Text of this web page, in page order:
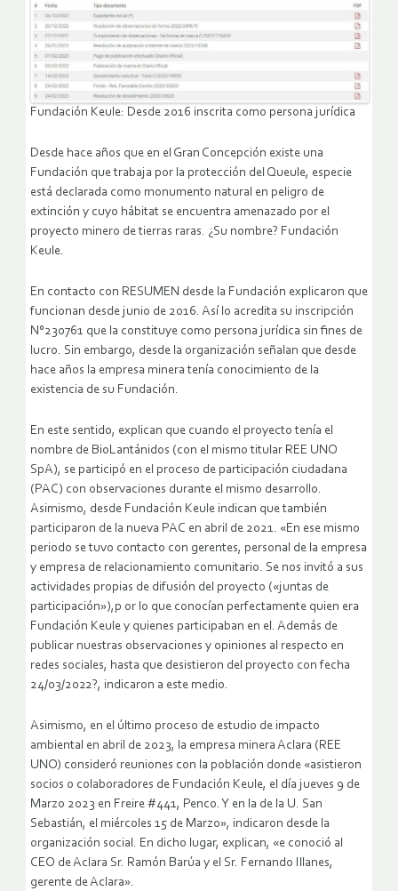
Fundación Keule: Desde 2016 inscrita como persona jurídica
Desde hace años que en el Gran Concepción existe una
Fundación que trabaja por la protección del Queule, especie
está declarada como monumento natural en peligro de
extinción y cuyo hábitat se encuentra amenazado por el
proyecto minero de tierras raras. ¿Su nombre? Fundación
Keule.
En contacto con RESUMEN desde la Fundación explicaron que
funcionan desde junio de 2016. Así lo acredita su inscripción
N°230761 que la constituye como persona jurídica sin fines de
lucro. Sin embargo, desde la organización señalan que desde
hace años la empresa minera tenía conocimiento de la
existencia de su Fundación.
En este sentido, explican que cuando el proyecto tenía el
nombre de BioLantánidos (con el mismo titular REE UNO
SpA), se participó en el proceso de participación ciudadana
(PAC) con observaciones durante el mismo desarrollo.
Asimismo, desde Fundación Keule indican que también
participaron de la nueva PAC en abril de 2021. «En ese mismo
periodo se tuvo contacto con gerentes, personal de la empresa
y empresa de relacionamiento comunitario. Se nos invitó a sus
actividades propias de difusión del proyecto («juntas de
participación»),p or lo que conocían perfectamente quien era
Fundación Keule y quienes participaban en el. Además de
publicar nuestras observaciones y opiniones al respecto en
redes sociales, hasta que desistieron del proyecto con fecha
24/03/2022?, indicaron a este medio.
Asimismo, en el último proceso de estudio de impacto
ambiental en abril de 2023, la empresa minera Aclara (REE
UNO) consideró reuniones con la población donde «asistieron
socios o colaboradores de Fundación Keule, el día jueves 9 de
Marzo 2023 en Freire #441, Penco. Y en la de la U. San
Sebastián, el miércoles 15 de Marzo», indicaron desde la
organización social. En dicho lugar, explican, «e conoció al
CEO de Aclara Sr. Ramón Barúa y el Sr. Fernando Illanes,
gerente de Aclara».